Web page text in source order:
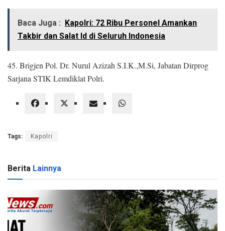
Baca Juga : Kapolri: 72 Ribu Personel Amankan
Takbir dan Salat Id di Seluruh Indonesia
45. Brigjen Pol. Dr. Nurul Azizah S.I.K.,M.Si, Jabatan Dirprog
Sarjana STIK Lemdiklat Polri.
Tags: Kapolri
Berita Lainnya